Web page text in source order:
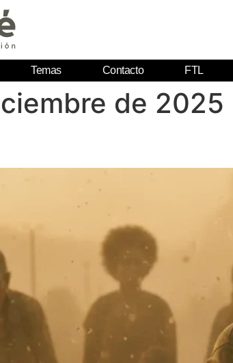
Temas Contacto FTL
de 2025